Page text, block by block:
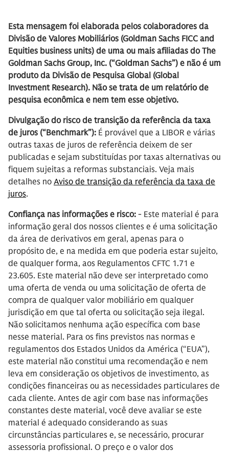
Esta mensagem foi elaborada pelos colaboradores da
Divisão de Valores Mobiliários (Goldman Sachs FICC and
Equities business units) de uma ou mais afiliadas do The
Goldman Sachs Group, Inc. (“Goldman Sachs”) e não é um
produto da Divisão de Pesquisa Global (Global
Investment Research). Não se trata de um relatório de
pesquisa econômica e nem tem esse objetivo.
Divulgação do risco de transição da referência da taxa
de juros (“Benchmark”): É provável que a LIBOR e várias
outras taxas de juros de referência deixem de ser
publicadas e sejam substituídas por taxas alternativas ou
fiquem sujeitas a reformas substanciais. Veja mais
detalhes no Aviso de transição da referência da taxa de
juros.
Confiança nas informações e risco: - Este material é para
informação geral dos nossos clientes e é uma solicitação
da área de derivativos em geral, apenas para o
propósito de, e na medida em que poderia estar sujeito,
de qualquer forma, aos Regulamentos CFTC 1.71 e
23.605. Este material não deve ser interpretado como
uma oferta de venda ou uma solicitação de oferta de
compra de qualquer valor mobiliário em qualquer
jurisdição em que tal oferta ou solicitação seja ilegal.
Não solicitamos nenhuma ação específica com base
nesse material. Para os fins previstos nas normas e
regulamentos dos Estados Unidos da América (“EUA”),
este material não constitui uma recomendação e nem
leva em consideração os objetivos de investimento, as
condições financeiras ou as necessidades particulares de
cada cliente. Antes de agir com base nas informações
constantes deste material, você deve avaliar se este
material é adequado considerando as suas
circunstâncias particulares e, se necessário, procurar
assessoria profissional. O preço e o valor dos